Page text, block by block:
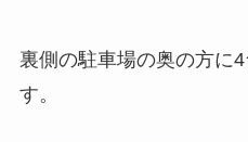
裏側の駐車場の奥の方に
す。